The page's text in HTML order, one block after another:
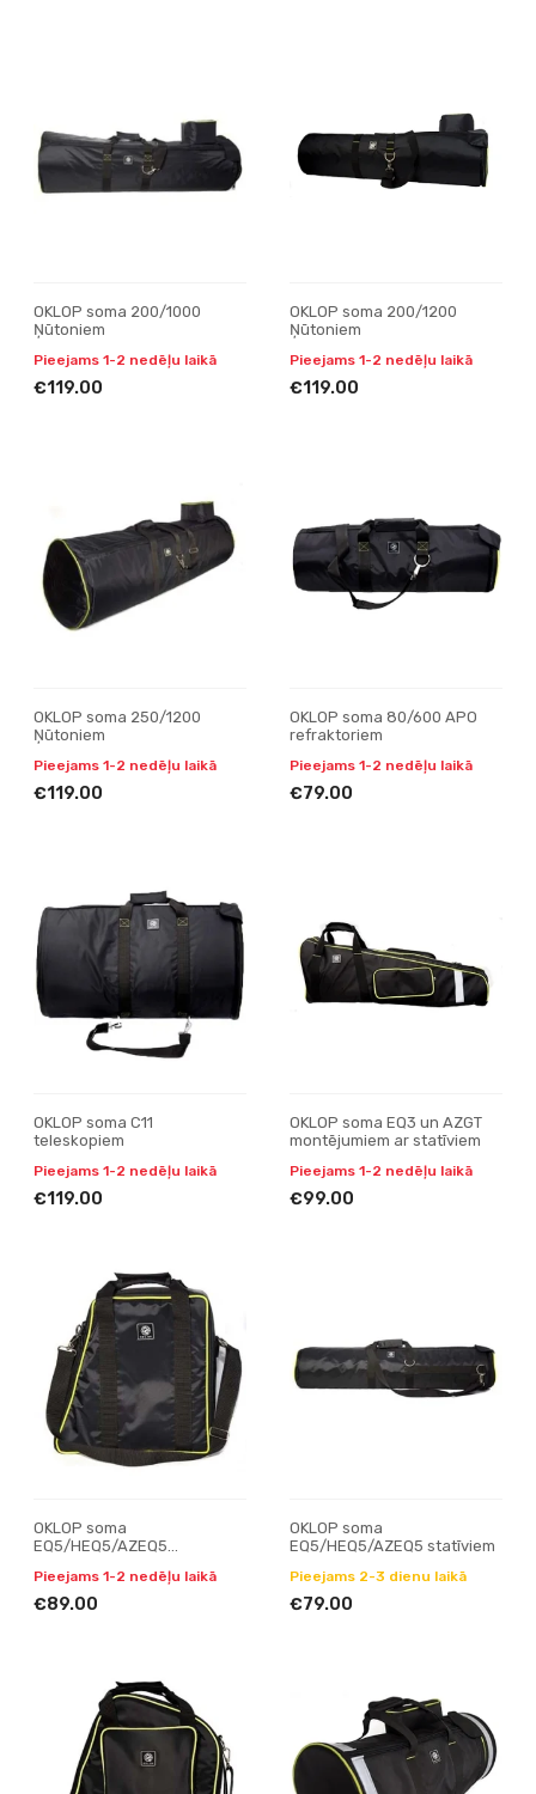
OKLOP soma 200/1000
Ņūtoniem
Pieejams 1-2 nedēļu laikā
€119.00
OKLOP soma 200/1200
Ņūtoniem
Pieejams 1-2 nedēļu laikā
€119.00
OKLOP soma 250/1200
Ņūtoniem
Pieejams 1-2 nedēļu laikā
€119.00
OKLOP soma 80/600 APO
refraktoriem
Pieejams 1-2 nedēļu laikā
€79.00
OKLOP soma C11
teleskopiem
Pieejams 1-2 nedēļu laikā
€119.00
OKLOP soma EQ3 un AZGT
montējumiem ar statīviem
Pieejams 1-2 nedēļu laikā
€99.00
OKLOP soma
EQ5/HEQ5/AZEQ5
Pieejams 1-2 nedēļu laikā
€89.00
OKLOP soma
EQ5/HEQ5/AZEQ5 statīviem
Pieejams 2-3 dienu laikā
€79.00